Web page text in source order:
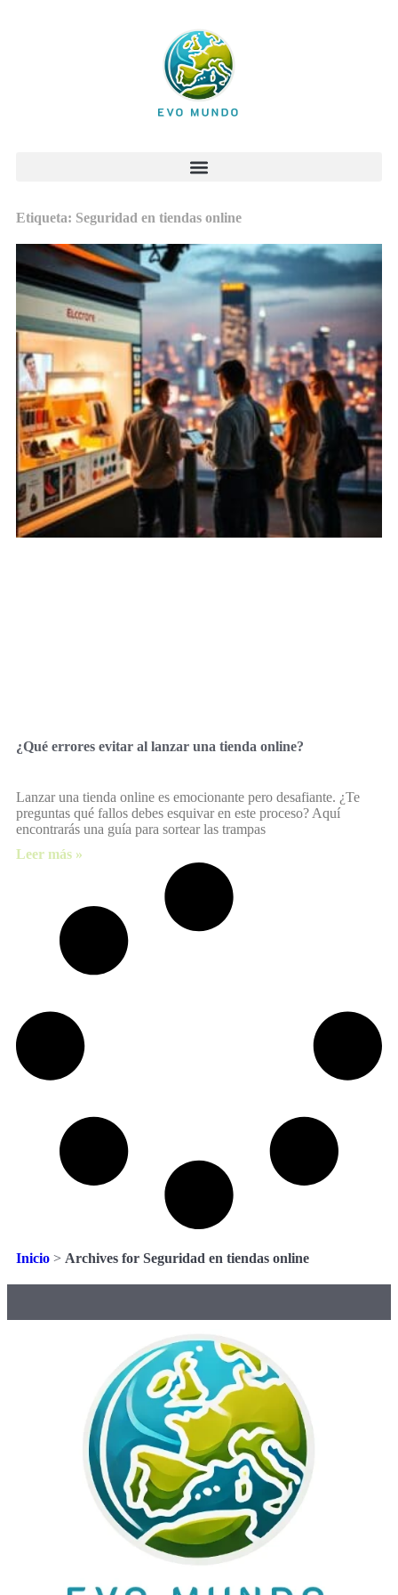
Etiqueta: Seguridad en tiendas online
¿Qué errores evitar al lanzar una tienda online?
Lanzar una tienda online es emocionante pero desafiante. ¿Te
preguntas qué fallos debes esquivar en este proceso? Aquí
encontrarás una guía para sortear las trampas
Leer más »
Inicio > Archives for Seguridad en tiendas online